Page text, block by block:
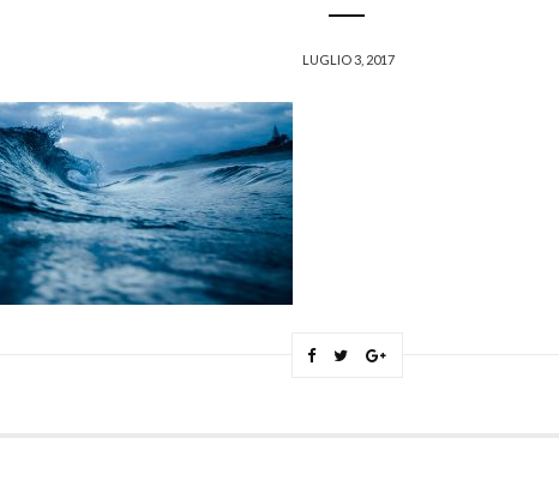
LUGLIO 3, 2017